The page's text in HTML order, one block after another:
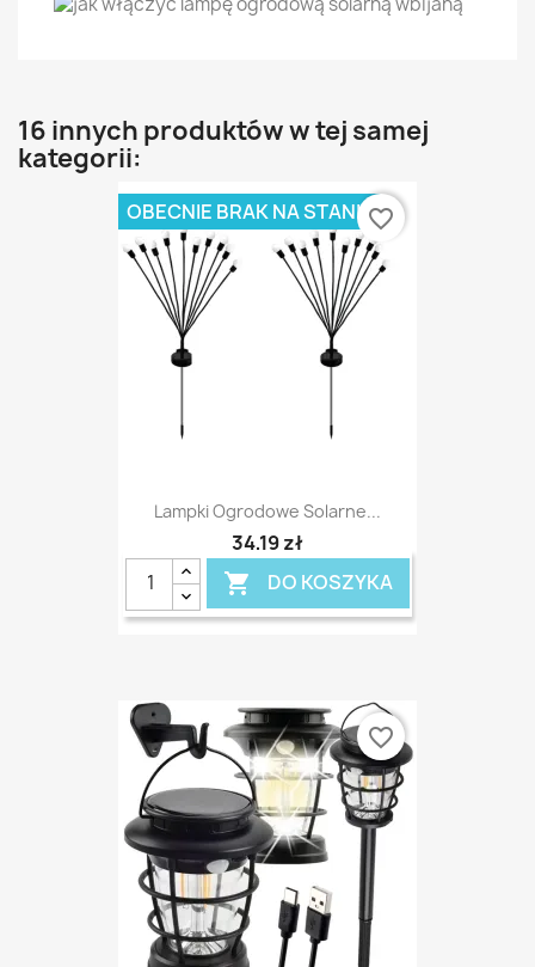
16 innych produktów w tej samej
kategorii:
Lampki Ogrodowe Solarne...
34,19 zł
 DO KOSZYKA
OBECNIE BRAK NA STANIEfavorite_border
favorite_border